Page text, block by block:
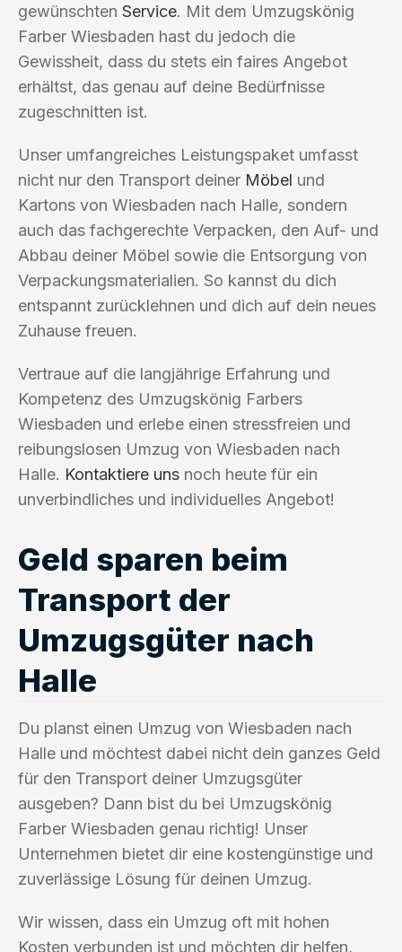
gewünschten Service. Mit dem Umzugskönig
Farber Wiesbaden hast du jedoch die
Gewissheit, dass du stets ein faires Angebot
erhältst, das genau auf deine Bedürfnisse
zugeschnitten ist.
Unser umfangreiches Leistungspaket umfasst
nicht nur den Transport deiner Möbel und
Kartons von Wiesbaden nach Halle, sondern
auch das fachgerechte Verpacken, den Auf- und
Abbau deiner Möbel sowie die Entsorgung von
Verpackungsmaterialien. So kannst du dich
entspannt zurücklehnen und dich auf dein neues
Zuhause freuen.
Vertraue auf die langjährige Erfahrung und
Kompetenz des Umzugskönig Farbers
Wiesbaden und erlebe einen stressfreien und
reibungslosen Umzug von Wiesbaden nach
Halle. Kontaktiere uns noch heute für ein
unverbindliches und individuelles Angebot!
Geld sparen beim
Transport der
Umzugsgüter nach
Halle
Du planst einen Umzug von Wiesbaden nach
Halle und möchtest dabei nicht dein ganzes Geld
für den Transport deiner Umzugsgüter
ausgeben? Dann bist du bei Umzugskönig
Farber Wiesbaden genau richtig! Unser
Unternehmen bietet dir eine kostengünstige und
zuverlässige Lösung für deinen Umzug.
Wir wissen, dass ein Umzug oft mit hohen
Kosten verbunden ist und möchten dir helfen,